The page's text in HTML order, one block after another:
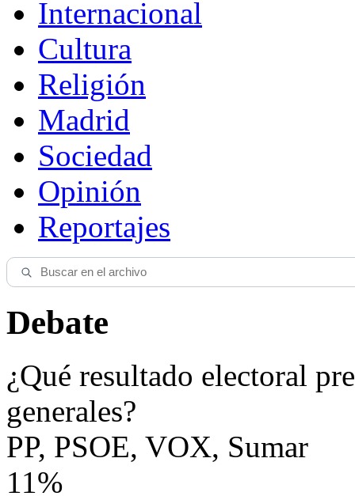
Internacional
Cultura
Religión
Madrid
Sociedad
Opinión
Reportajes
Debate
¿Qué resultado electoral
generales?
PP, PSOE, VOX, Sumar
11%